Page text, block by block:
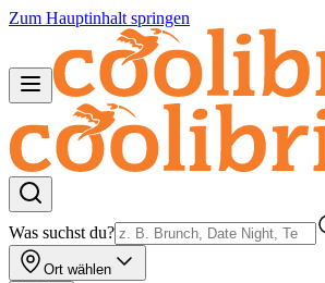
Zum Hauptinhalt springen
Was suchst du?
Ort wählen